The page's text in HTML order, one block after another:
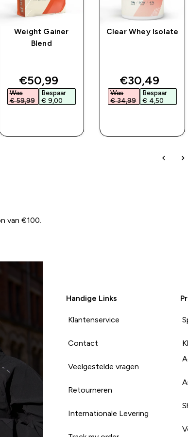
Weight Gainer
Blend
discounted price
€50,99‎
Was
€ 59,99‎
Bespaar
€ 9,00‎
Clear Whey Isolate
discounted
€30,49‎
Was
€ 34,99‎
Bespaar
€ 4,50‎
van €100.
Handige Links
Klantenservice
Contact
Veelgestelde vragen
Retourneren
Internationale Levering